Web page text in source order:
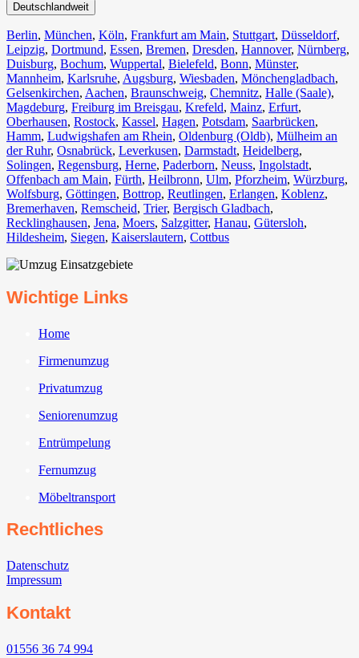
Deutschlandweit
Berlin⁠, München, Köln⁠, Frankfurt am Main, Stuttgart, Düsseldorf,
Leipzig, Dortmund, Essen, Bremen, Dresden, Hannover, Nürnberg,
Duisburg⁠, Bochum, Wuppertal⁠, Bielefeld⁠, Bonn⁠, Münster⁠,
Mannheim, Karlsruhe, Augsburg, Wiesbaden⁠, Mönchengladbach⁠,
Gelsenkirchen⁠, Aachen⁠, Braunschweig, Chemnitz⁠, Halle (Saale)⁠,
Magdeburg, Freiburg im Breisgau⁠, Krefeld⁠, Mainz⁠, Erfurt,
Oberhausen⁠, Rostock⁠, Kassel⁠, Hagen, Potsdam, Saarbrücken⁠,
Hamm, Ludwigshafen am Rhein⁠, Oldenburg (Oldb), Mülheim an
der Ruhr, Osnabrück⁠, Leverkusen, Darmstadt⁠, Heidelberg,
Solingen, Regensburg, Herne⁠, Paderborn, Neuss, Ingolstadt,
Offenbach am Main, Fürth⁠, Heilbronn, Ulm⁠, Pforzheim, Würzburg,
Wolfsburg⁠, Göttingen, Bottrop, Reutlingen, Erlangen⁠, Koblenz,
Bremerhaven⁠, Remscheid, Trier⁠, Bergisch Gladbach,
Recklinghausen, Jena⁠, Moers⁠, Salzgitter⁠, Hanau, Gütersloh,
Hildesheim⁠, Siegen⁠, Kaiserslautern⁠, Cottbus⁠
Wichtige Links
Home
Firmenumzug
Privatumzug
Seniorenumzug
Entrümpelung
Fernumzug
Möbeltransport
Rechtliches
Datenschutz
Impressum
Kontakt
01556 36 74 994